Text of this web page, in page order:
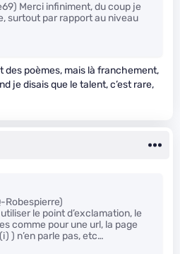
Merci infiniment, du coup je
surtout par rapport au niveau
des poèmes, mais là franchement,
je disais que le talent, c’est rare,
Robespierre)
le point d’exclamation, le
comme pour une url, la page
) n’en parle pas, etc…